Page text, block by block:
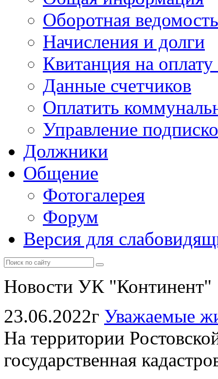
Оборотная ведомость
Начисления и долги
Квитанция на
Данные счетчиков
Оплатить
Управление
Должники
Общение
Фотогалерея
Форум
Версия для
Новости УК "Континент"
23.06.2022г Уважаемые
На территории
государственная